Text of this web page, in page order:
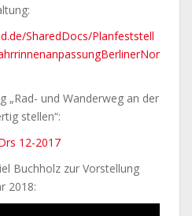
SharedDocs/Planfeststell
„Rad- und Wanderweg an der
stellen“:
12-2017
Buchholz zur Vorstellung
2018: